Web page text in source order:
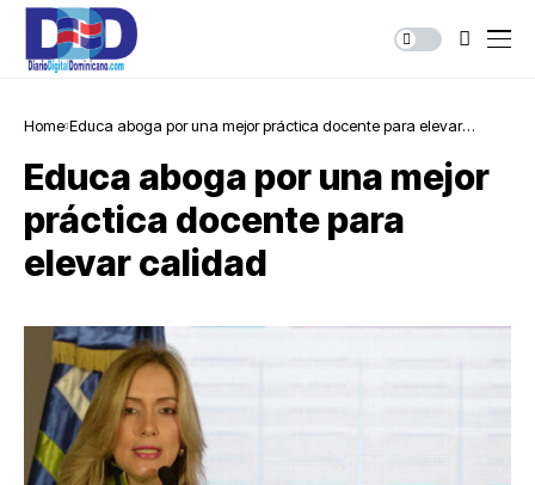
Home Educa aboga por una mejor práctica docente para elevar
Educa aboga por una mejor
práctica docente para
elevar calidad